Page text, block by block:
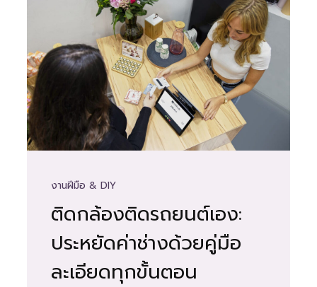
งานฝีมือ & DIY
ติดกล้องติดรถยนต์เอง:
ประหยัดค่าช่างด้วยคู่มือ
ละเอียดทุกขั้นตอน